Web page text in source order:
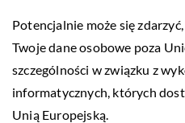
Potencjalnie może się
Twoje dane osobowe poza
szczególności w związku z
informatycznych, których
Unią Europejską.